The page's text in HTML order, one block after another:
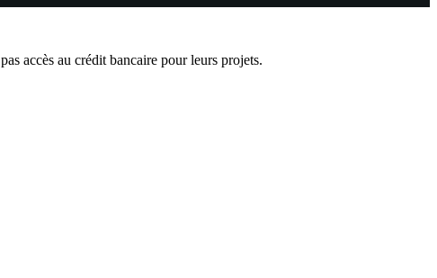
accès au crédit bancaire pour leurs projets.